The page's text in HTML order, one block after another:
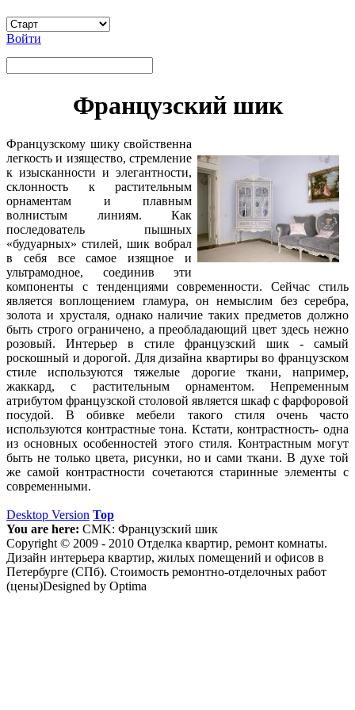
Войти
Французский шик
Французскому шику свойственна
легкость и изящество, стремление
к изысканности и элегантности,
склонность к растительным
орнаментам и плавным
волнистым линиям. Как
последователь пышных
«будуарных» стилей, шик вобрал
в себя все самое изящное и
ультрамодное, соединив эти
компоненты с тенденциями современности. Сейчас стиль
является воплощением гламура, он немыслим без серебра,
золота и хрусталя, однако наличие таких предметов должно
быть строго ограничено, а преобладающий цвет здесь нежно
розовый. Интерьер в стиле французский шик - самый
роскошный и дорогой. Для дизайна квартиры во французском
стиле используются тяжелые дорогие ткани, например,
жаккард, с растительным орнаментом. Непременным
атрибутом французской столовой является шкаф с фарфоровой
посудой. В обивке мебели такого стиля очень часто
используются контрастные тона. Кстати, контрастность- одна
из основных особенностей этого стиля. Контрастным могут
быть не только цвета, рисунки, но и сами ткани. В духе той
же самой контрастности сочетаются старинные элементы с
современными.
Desktop Version Top
You are here: CMK: Французский шик
Copyright © 2009 - 2010 Отделка квартир, ремонт комнаты.
Дизайн интерьера квартир, жилых помещений и офисов в
Петербурге (СПб). Стоимость ремонтно-отделочных работ
(цены)Designed by Optima